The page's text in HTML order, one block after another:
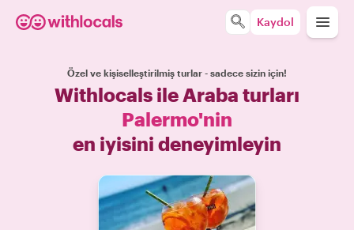
Kaydol
Özel ve kişiselleştirilmiş turlar - sadece sizin için!
Withlocals ile Araba turları
Palermo'nin
en iyisini deneyimleyin